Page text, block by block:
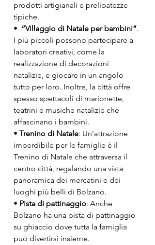
prodotti artigianali e prelibatezze
tipiche.
• “Villaggio di Natale per bambini”.
I più piccoli possono partecipare a
laboratori creativi, come la
realizzazione di decorazioni
natalizie, e giocare in un angolo
tutto per loro. Inoltre, la città offre
spesso spettacoli di marionette,
teatrini e musiche natalizie che
affascinano i bambini.
• Trenino di Natale: Un’attrazione
imperdibile per le famiglie è il
Trenino di Natale che attraversa il
centro città, regalando una vista
panoramica dei mercatini e dei
luoghi più belli di Bolzano.
• Pista di pattinaggio: Anche
Bolzano ha una pista di pattinaggio
su ghiaccio dove tutta la famiglia
può divertirsi insieme.